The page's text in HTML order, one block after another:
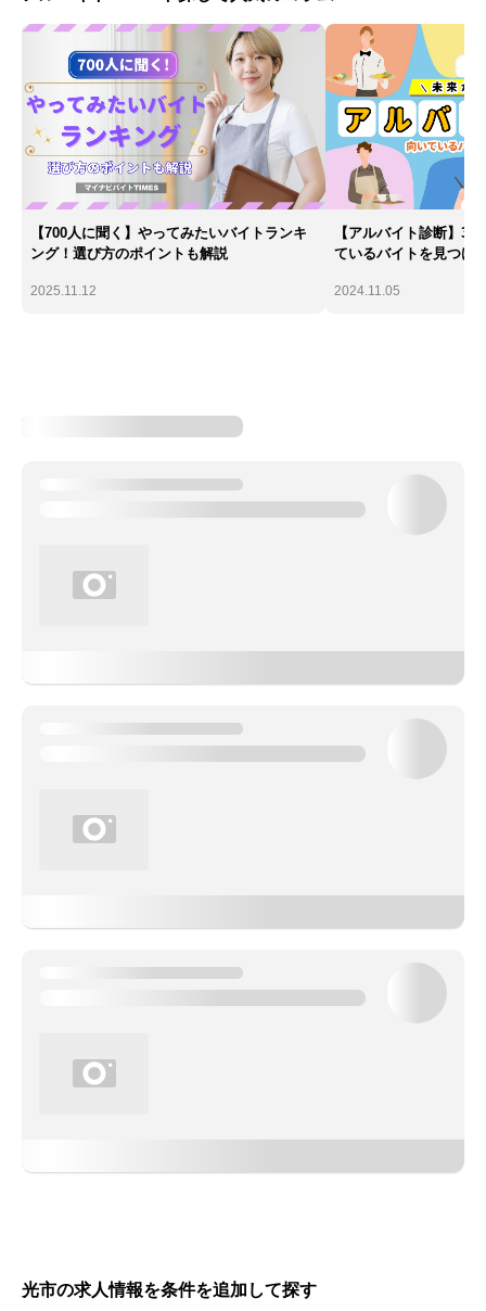
【700人に聞く】やってみたいバイトランキ
ング！選び方のポイントも解説
2025.11.12
【アルバイト診断】
ているバイトを見つけ
2024.11.05
光市の求人情報を条件を追加して探す